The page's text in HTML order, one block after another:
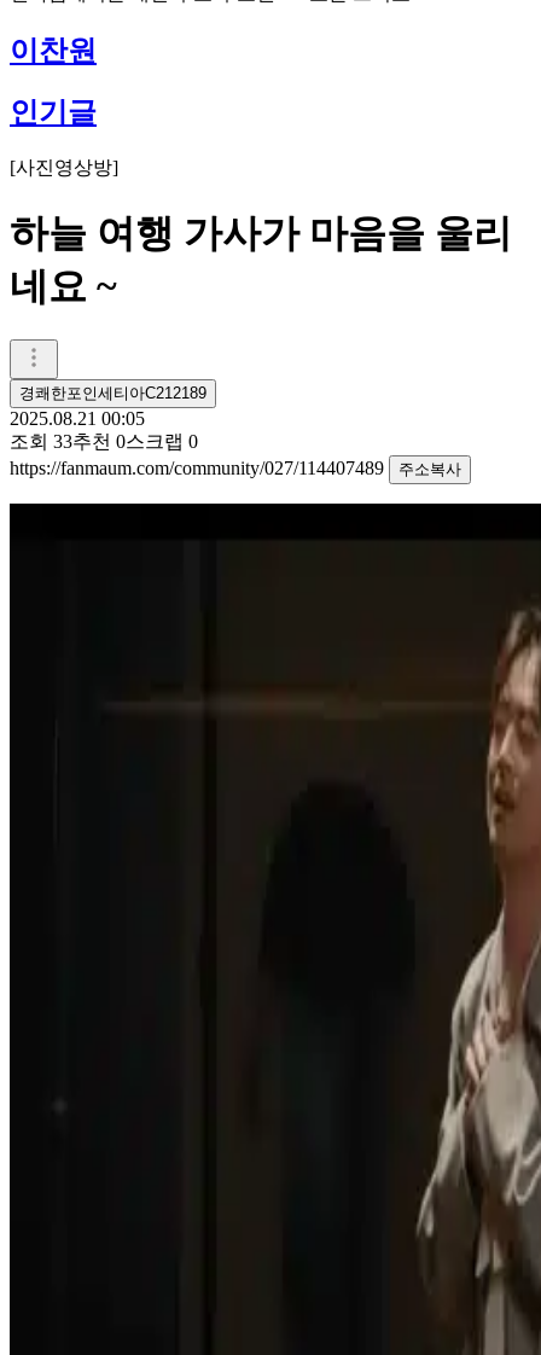
이찬원
인기글
[사진영상방]
하늘 여행 가사가 마음을 울리
네요 ~
경쾌한포인세티아C212189
2025.08.21 00:05
조회 33추천 0스크랩 0
https://fanmaum.com/community/027/114407489
주소복사